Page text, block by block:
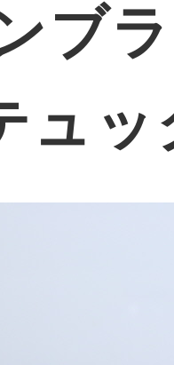
ブ
ュ